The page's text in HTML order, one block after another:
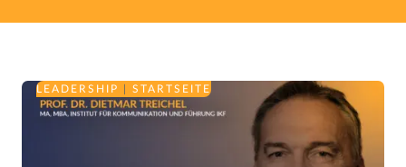
LEADERSHIP STARTSEITE